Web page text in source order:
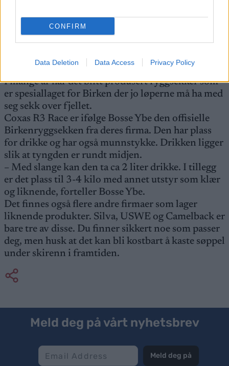
CONFIRM
Data Deletion Data Access Privacy Policy
dessuten plass til noen kilo med ekstra utstyr eller klær. Foto:
KJELL-ERIK KRISTIANSEN/kekstock.com
Ryggsekk for Birken
I mange år har det blitt produsert ryggsekker som
er spesiallaget for Birken der jo løperne må ha med
seg sekk over fjellet.
Coxas R3 Race er ifølge Bosse Ybe den offisielle
Birkenryggsekken fra deres firma. Den har plass
for drikke og har også munnstykke. Drikken ligger
slik at tyngden er rundt midjen.
– Med slange kan den ta ca 2 liter drikke. I tillegg
er det plass til 3-4 kilo med annet utstyr som klær
og liknende, forteller Bosse Ybe.
Det finnes også flere andre firmaer som lager
liknende produkter. Silva, USWE og Camelback er
bare tre av disse. Du finner sikkert noe som passer
deg, men husk at det kan bli kostbart å kaste søppel
under skirenn i framtiden.
Meld deg på vårt nyhetsbrev
Meld deg på